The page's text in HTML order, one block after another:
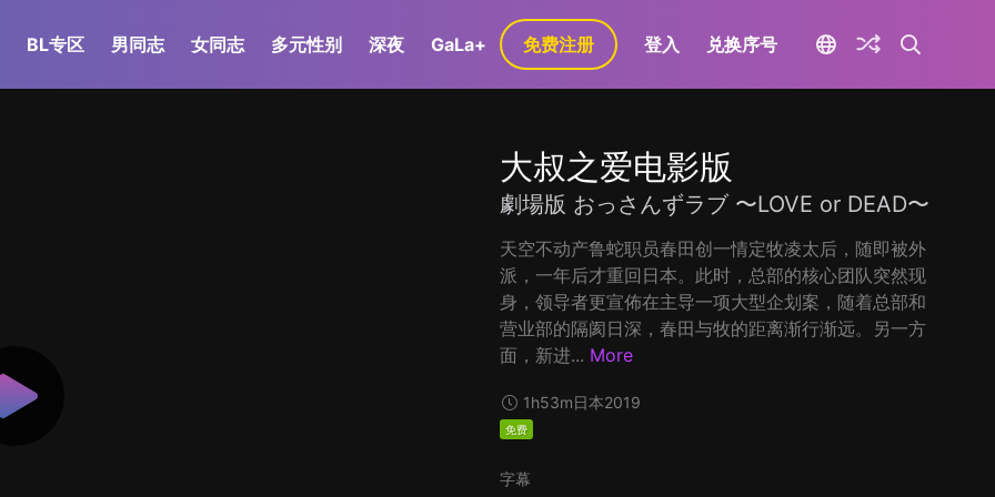
BL专区 男同志 女同志 多元性别 深夜 GaLa+ 免费注册 登入 兑换序号
大叔之爱电影版
劇場版 おっさんずラブ 〜LOVE or DEAD〜
天空不动产鲁蛇职员春田创一情定牧凌太后，随即被外
派，一年后才重回日本。此时，总部的核心团队突然现
身，领导者更宣佈在主导一项大型企划案，随着总部和
营业部的隔阂日深，春田与牧的距离渐行渐远。另一方
面，新进... More
1h53m日本2019
免费
字幕